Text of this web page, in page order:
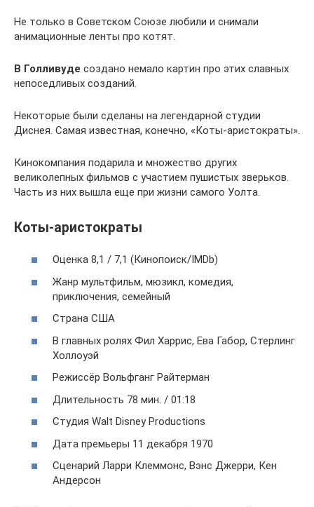
Не только в Советском Союзе любили и снимали
анимационные ленты про котят.
В Голливуде создано немало картин про этих славных
непоседливых созданий.
Некоторые были сделаны на легендарной студии
Диснея. Самая известная, конечно, «Коты-аристократы».
Кинокомпания подарила и множество других
великолепных фильмов с участием пушистых зверьков.
Часть из них вышла еще при жизни самого Уолта.
Коты-аристократы
Оценка 8,1 / 7,1 (Кинопоиск/IMDb)
Жанр мультфильм, мюзикл, комедия,
приключения, семейный
Страна США
В главных ролях Фил Харрис, Ева Габор, Стерлинг
Холлоуэй
Режиссёр Вольфганг Райтерман
Длительность 78 мин. / 01:18
Студия Walt Disney Productions
Дата премьеры 11 декабря 1970
Сценарий Ларри Клеммонс, Вэнс Джерри, Кен
Андерсон